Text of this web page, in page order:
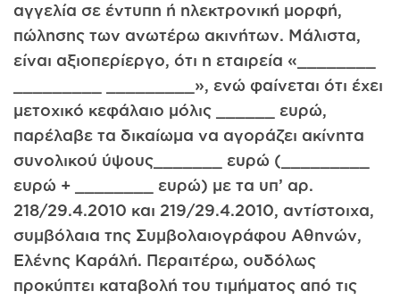
αγγελία σε έντυπη ή ηλεκτρονική μορφή,
πώλησης των ανωτέρω ακινήτων. Μάλιστα,
είναι αξιοπερίεργο, ότι η εταιρεία «________
_________ _________», ενώ φαίνεται ότι έχει
μετοχικό κεφάλαιο μόλις ______ ευρώ,
παρέλαβε τα δικαίωμα να αγοράζει ακίνητα
συνολικού ύψους_______ ευρώ (_________
ευρώ + ________ ευρώ) με τα υπ’ αρ.
218/29.4.2010 και 219/29.4.2010, αντίστοιχα,
συμβόλαια της Συμβολαιογράφου Αθηνών,
Ελένης Καράλή. Περαιτέρω, ουδόλως
προκύπτει καταβολή του τιμήματος από τις